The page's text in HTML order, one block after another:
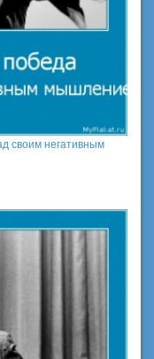
своим негативным